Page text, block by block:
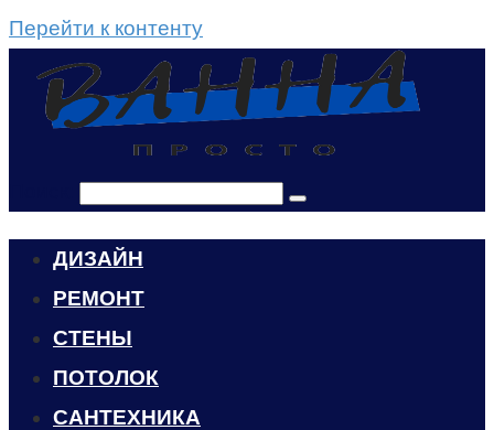
Перейти к контенту
ДИЗАЙН
РЕМОНТ
СТЕНЫ
ПОТОЛОК
САНТЕХНИКА